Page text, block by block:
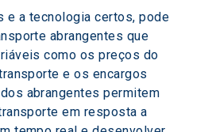
e a tecnologia certos, pode
abrangentes que
como os preços do
e os encargos
abrangentes permitem
em resposta a